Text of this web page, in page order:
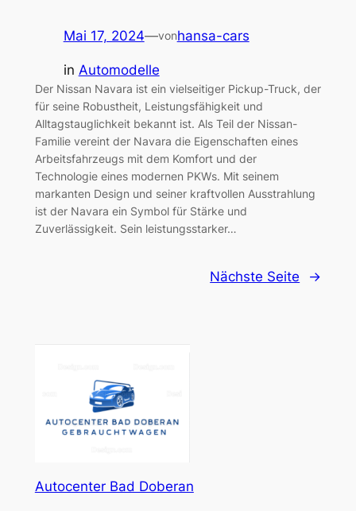
Mai 17, 2024—vonhansa-cars
in Automodelle
Der Nissan Navara ist ein vielseitiger Pickup-Truck, der
für seine Robustheit, Leistungsfähigkeit und
Alltagstauglichkeit bekannt ist. Als Teil der Nissan-
Familie vereint der Navara die Eigenschaften eines
Arbeitsfahrzeugs mit dem Komfort und der
Technologie eines modernen PKWs. Mit seinem
markanten Design und seiner kraftvollen Ausstrahlung
ist der Navara ein Symbol für Stärke und
Zuverlässigkeit. Sein leistungsstarker…
Nächste Seite →
Autocenter Bad Doberan